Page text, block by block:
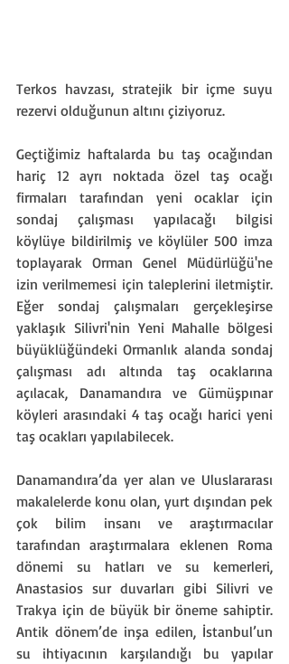
Terkos havzası, stratejik bir içme suyu
rezervi olduğunun altını çiziyoruz.
Geçtiğimiz haftalarda bu taş ocağından
hariç 12 ayrı noktada özel taş ocağı
firmaları tarafından yeni ocaklar için
sondaj çalışması yapılacağı bilgisi
köylüye bildirilmiş ve köylüler 500 imza
toplayarak Orman Genel Müdürlüğü'ne
izin verilmemesi için taleplerini iletmiştir.
Eğer sondaj çalışmaları gerçekleşirse
yaklaşık Silivri'nin Yeni Mahalle bölgesi
büyüklüğündeki Ormanlık alanda sondaj
çalışması adı altında taş ocaklarına
açılacak, Danamandıra ve Gümüşpınar
köyleri arasındaki 4 taş ocağı harici yeni
taş ocakları yapılabilecek.
Danamandıra’da yer alan ve Uluslararası
makalelerde konu olan, yurt dışından pek
çok bilim insanı ve araştırmacılar
tarafından araştırmalara eklenen Roma
dönemi su hatları ve su kemerleri,
Anastasios sur duvarları gibi Silivri ve
Trakya için de büyük bir öneme sahiptir.
Antik dönem’de inşa edilen, İstanbul’un
su ihtiyacının karşılandığı bu yapılar